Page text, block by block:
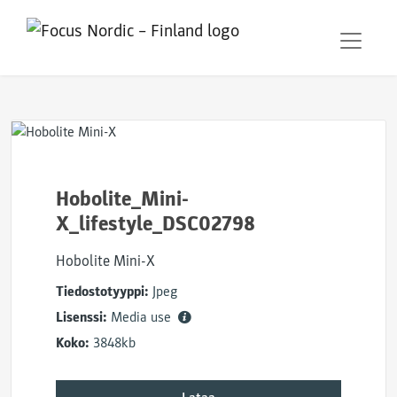
Hobolite_Mini-
X_lifestyle_DSC02798
Hobolite Mini-X
Tiedostotyyppi: Jpeg
Lisenssi: Media use
Koko: 3848kb